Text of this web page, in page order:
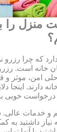
منزل
دارد که چرا
خانه است.
امن، موثر و
دارند. اینجا
درخواست خوبی
و خدمات
داشتید به